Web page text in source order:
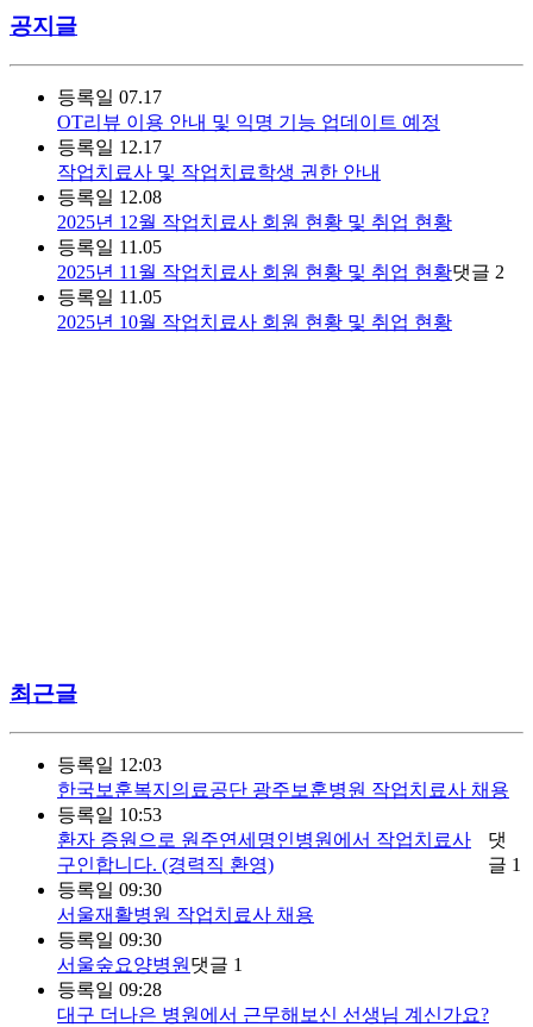
공지글
등록일 07.17
OT리뷰 이용 안내 및 익명 기능 업데이트 예정
등록일 12.17
작업치료사 및 작업치료학생 권한 안내
등록일 12.08
2025년 12월 작업치료사 회원 현황 및 취업 현황
등록일 11.05
2025년 11월 작업치료사 회원 현황 및 취업 현황댓글 2
등록일 11.05
2025년 10월 작업치료사 회원 현황 및 취업 현황
최근글
등록일 12:03
한국보훈복지의료공단 광주보훈병원 작업치료사 채용
등록일 10:53
환자 증원으로 원주연세명인병원에서 작업치료사
구인합니다. (경력직 환영)
댓
글 1
등록일 09:30
서울재활병원 작업치료사 채용
등록일 09:30
서울숲요양병원 댓글 1
등록일 09:28
대구 더나은 병원에서 근무해보신 선생님 계신가요?